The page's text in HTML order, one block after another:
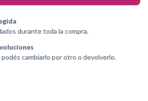
durante toda la compra.
cambiarlo por otro o devolverlo.